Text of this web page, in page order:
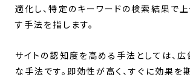
適化し、特定のキーワードの検索結果で
す手法を指します。
サイトの認知度を高める手法としては、
な手法です。即効性が高く、すぐに効果を